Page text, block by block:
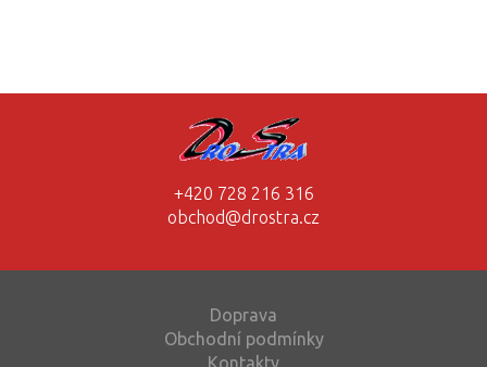
+420 728 216 316
obchod@drostra.cz
Doprava
Obchodní podmínky
Kontakty